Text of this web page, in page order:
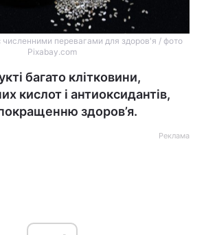
численними перевагами для здоров'я / фото
Pixabay.com
багато клітковини,
кислот і антиоксидантів,
здоров’я.
Реклама